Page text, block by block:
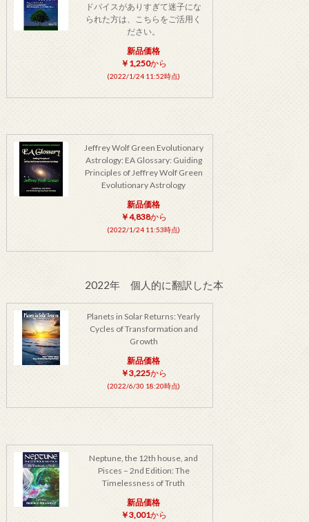
ドバイスがありすぎて迷子にな
られた方は、こちらをご活用く
ださい。
新品価格
￥1,250から
(2022/1/24 11:52時点)
Jeffrey Wolf Green Evolutionary
Astrology: EA Glossary: Guiding
Principles of Jeffrey Wolf Green
Evolutionary Astrology
新品価格
￥4,838から
(2022/1/24 11:53時点)
2022年 個人的に翻訳した本
Planets in Solar Returns: Yearly
Cycles of Transformation and
Growth
新品価格
￥3,225から
(2022/6/30 18:20時点)
Neptune, the 12th house, and
Pisces – 2nd Edition: The
Timelessness of Truth
新品価格
￥3,001から